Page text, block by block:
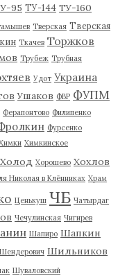
95 ТУ-144 ТУ-160
Тверская Тверская
Ткачев Торжков
Трубеж Трубная
Удот Украина
Ушаков ФВР ФУПМ
Ферапонтово Филипенко
Фурсенко
Химкинское
Холод Хорошево Хохлов
Николая в Клённиках Храм
Ценькуш ЧБ Чатырдаг
Чечулинская Чигирев
Шапиро Шапкин
Шендерович Шильников
Шуваловский